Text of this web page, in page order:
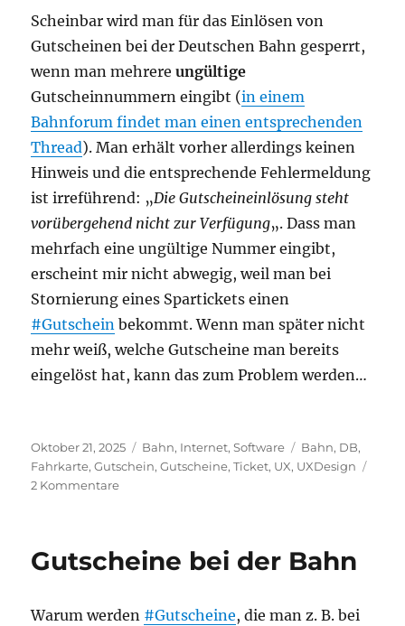
seit
langem
Scheinbar wird man für das Einlösen von
Gutscheinen bei der Deutschen Bahn gesperrt,
wenn man mehrereungültige
Gutscheinnummern eingibt (in einem
Bahnforum findet man einen entsprechenden
Thread). Man erhält vorher allerdings keinen
Hinweis und die entsprechende Fehlermeldung
ist irreführend: „Die Gutscheineinlösung steht
vorübergehend nicht zur Verfügung„. Dass man
mehrfach eine ungültige Nummer eingibt,
erscheint mir nicht abwegig, weil man bei
Stornierung eines Spartickets einen
#Gutschein bekommt. Wenn man später nicht
mehr weiß, welche Gutscheine man bereits
eingelöst hat, kann das zum Problem werden…
Veröffentlicht
am
Oktober 21, 2025 Kategorien
Bahn, Internet,Software Schlagwörter
Bahn, DB,
Fahrkarte,Gutschein,Gutscheine,Ticket, UX, UXDesign
2 Kommentarezu
Bahn
Gutscheine bei der Bahn
Warum werden #Gutscheine, die man z. B. bei